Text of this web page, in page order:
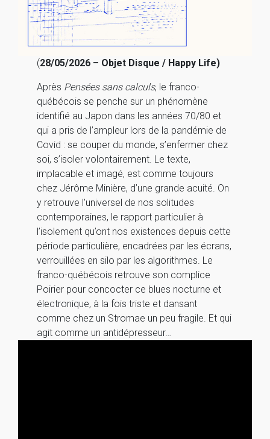
(28/05/2026 – Objet Disque / Happy Life)
Après Pensées sans calculs, le franco-
québécois se penche sur un phénomène
identifié au Japon dans les années 70/80 et
qui a pris de l’ampleur lors de la pandémie de
Covid : se couper du monde, s’enfermer chez
soi, s’isoler volontairement. Le texte,
implacable et imagé, est comme toujours
chez Jérôme Minière, d’une grande acuité. On
y retrouve l’universel de nos solitudes
contemporaines, le rapport particulier à
l’isolement qu’ont nos existences depuis cette
période particulière, encadrées par les écrans,
verrouillées en silo par les algorithmes. Le
franco-québécois retrouve son complice
Poirier pour concocter ce blues nocturne et
électronique, à la fois triste et dansant
comme chez un Stromae un peu fragile. Et qui
agit comme un antidépresseur…